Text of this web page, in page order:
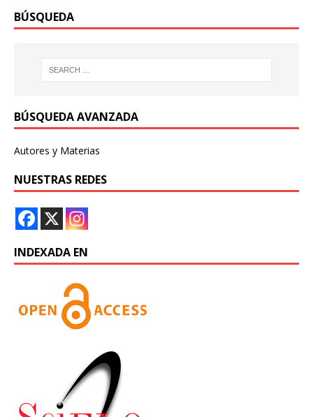
BÚSQUEDA
BÚSQUEDA AVANZADA
Autores y Materias
NUESTRAS REDES
INDEXADA EN